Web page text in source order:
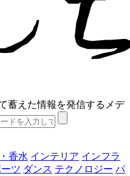
蓄えた情報を発信するメデ
香水 インテリア インフラ
ツ ダンス テクノロジー パ